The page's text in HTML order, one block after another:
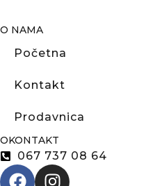
O NAMA
Početna
Kontakt
Prodavnica
OKONTAKT
067 737 08 64